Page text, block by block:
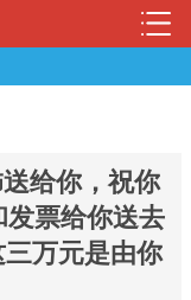
给你，祝你
票给你送去
万元是由你